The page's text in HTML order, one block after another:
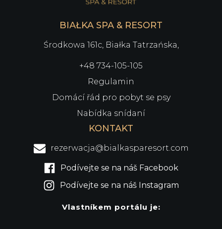
BIAŁKA SPA & RESORT
Środkowa 161c, Białka Tatrzańska,
+48 734-105-105
Regulamin
Domácí řád pro pobyt se psy
Nabídka snídaní
KONTAKT
rezerwacja@bialkasparesort.com
Podívejte se na náš Facebook
Podívejte se na náš Instagram
Vlastníkem portálu je: